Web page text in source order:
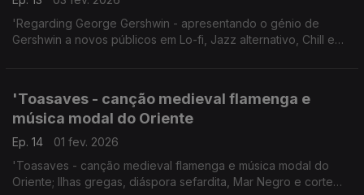
'Regarding George Gershwin - apresentando o génio de
Gershwin a novos públicos em Lo-fi, Jazz alternativo, Chill e
'Toasaves - canção medieval flamenga e
música modal do Oriente
Ep. 14
01 fev. 2026
'Toasaves - canção medieval flamenga e música modal do
Oriente; Ilhas gregas, diáspora sefardita, Mar Negro e corte